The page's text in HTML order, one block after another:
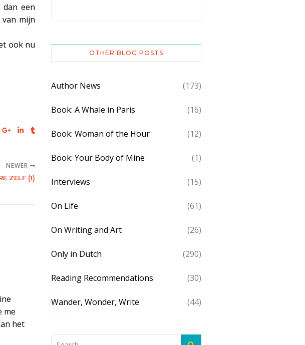
een
mijn
ook nu
NEWER
ZELF (1)
me
het
OTHER BLOG POSTS
Author News (173)
Book: A Whale in Paris (16)
Book: Woman of the Hour (12)
Book: Your Body of Mine (1)
Interviews (15)
On Life (61)
On Writing and Art (26)
Only in Dutch (290)
Reading Recommendations (30)
Wander, Wonder, Write (44)